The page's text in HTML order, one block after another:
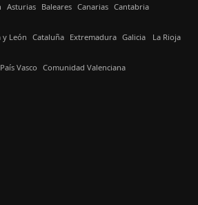
Asturias Baleares Canarias Cantabria
y León Cataluña Extremadura Galicia La Rioja
País Vasco Comunidad Valenciana